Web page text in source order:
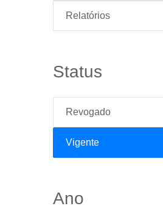
Relatórios
Status
Revogado
Vigente
Ano